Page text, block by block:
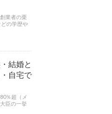
業者の栗
の学歴や
結婚と
自宅で
％超（メ
臣の一挙